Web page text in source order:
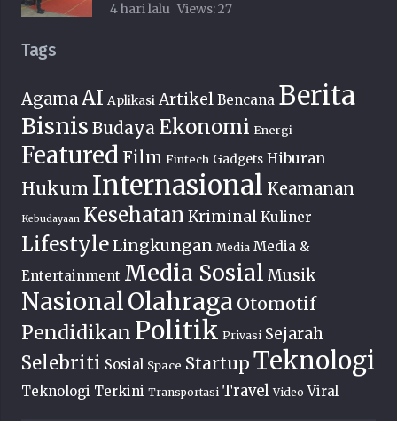
4 hari lalu Views:27
Tags
AgamaAI Aplikasi Artikel Bencana Berita
Bisnis Budaya Ekonomi Energi
Featured Film Fintech Gadgets Hiburan
Hukum Internasional Keamanan
Kebudayaan Kesehatan Kriminal Kuliner
LifestyleLingkungan Media Media &
Entertainment Media Sosial Musik
NasionalOlahraga Otomotif
Pendidikan Politik Privasi Sejarah
Selebriti Sosial Space Startup Teknologi
Teknologi Terkini Transportasi Travel Video Viral